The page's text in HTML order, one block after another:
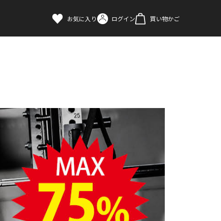
お気に入り ログイン 買い物かご